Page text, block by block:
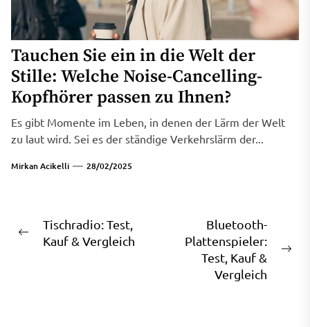
Tauchen Sie ein in die Welt der
Stille: Welche Noise-Cancelling-
Kopfhörer passen zu Ihnen?
Es gibt Momente im Leben, in denen der Lärm der Welt
zu laut wird. Sei es der ständige Verkehrslärm der...
Mirkan Acikelli 28/02/2025
Beitragsnavigation
Previous
Tischradio: Test,
Kauf & Vergleich
Bluetooth-
Plattenspieler:
Test, Kauf &
Vergleich